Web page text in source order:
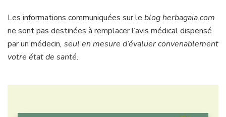
Les informations communiquées sur le blog herbagaia.com
ne sont pas destinées à remplacer l’avis médical dispensé
par un médecin, seul en mesure d’évaluer convenablement
votre état de santé.